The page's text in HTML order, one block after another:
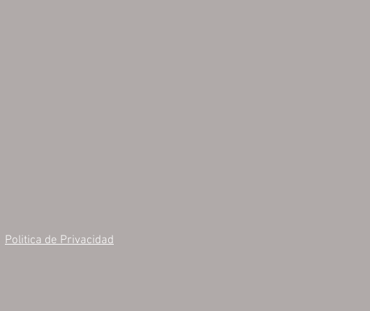
Politica de Privacidad